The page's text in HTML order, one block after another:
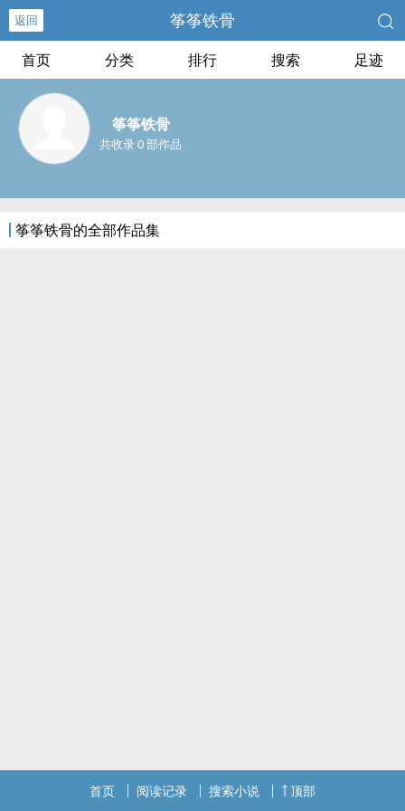
返回 筝筝铁骨
首页 分类 排行 搜索 足迹
筝筝铁骨
共收录 0 部作品
筝筝铁骨的全部作品集
首页 阅读记录 搜索小说 顶部